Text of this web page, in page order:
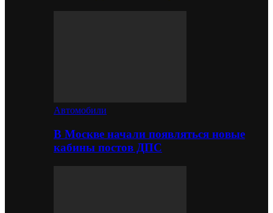
Автомобили
В Москве начали появляться новые
кабины постов ДПС